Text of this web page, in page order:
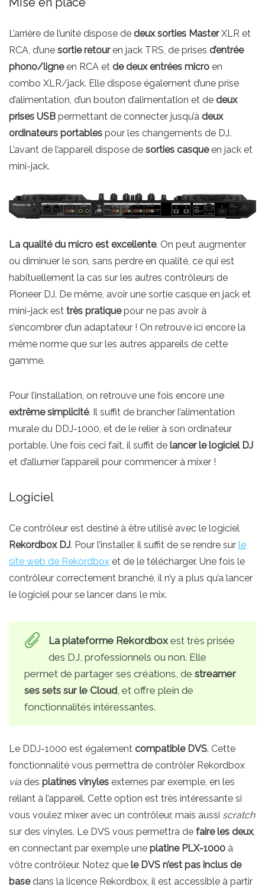
L’arrière de l’unité dispose de deux sorties MasterXLR et
RCA, d’une sortie retouren jack TRS, de prises d’entrée
phono/ligneen RCA et de deux entrées micro en
combo XLR/jack. Elle dispose également d’une prise
d’alimentation, d’un bouton d’alimentation et de deux
prises USB permettant de connecter jusqu’à deux
ordinateurs portables pour les changements de DJ.
L’avant de l’appareil dispose de sorties casqueen jack et
mini-jack.
La qualité du micro est excellente. On peut augmenter
ou diminuer le son, sans perdre en qualité, ce qui est
habituellement la cas sur les autres contrôleurs de
Pioneer DJ. De même, avoir une sortie casque en jack et
mini-jack est très pratiquepour ne pas avoir à
s’encombrer d’un adaptateur ! On retrouve ici encore la
même norme que sur les autres appareils de cette
gamme.
Pour l’installation, on retrouve une fois encore une
extrême simplicité. Il suffit de brancher l’alimentation
murale du DDJ-1000, et de le relier à son ordinateur
portable. Une fois ceci fait, il suffit de lancer le logiciel DJ
et d’allumer l’appareil pour commencer à mixer !
Logiciel
Ce contrôleur est destiné à être utilisé avec le logiciel
Rekordbox DJ. Pour l’installer, il suffit de se rendre sur le
site web de Rekordbox et de le télécharger. Une fois le
contrôleur correctement branché, il n’y a plus qu’a lancer
le logiciel pour se lancer dans le mix.
La plateforme Rekordbox est très prisée
des DJ, professionnels ou non. Elle
permet de partager ses créations, de streamer
ses sets sur le Cloud , et offre plein de
fonctionnalités intéressantes.
Le DDJ-1000 est également compatible DVS. Cette
fonctionnalité vous permettra de contrôler Rekordbox
via des platines vinyles externes par exemple, en les
reliant à l’appareil. Cette option est très intéressante si
vous voulez mixer avec un contrôleur, mais aussi scratch
sur des vinyles. Le DVS vous permettra de faire les deux,
en connectant par exemple une platine PLX-1000 à
vôtre contrôleur. Notez que le DVS n’est pas inclus de
basedans la licence Rekordbox, il est accessible à partir